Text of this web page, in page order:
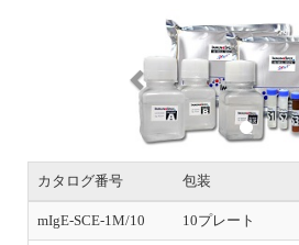
e
v
i
o
u
s
カタログ番号 包装
mIgE-SCE-1M/10 10プレート